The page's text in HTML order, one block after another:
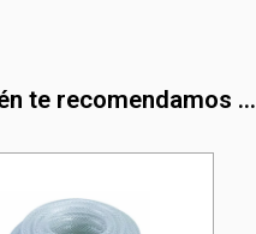
te recomendamos ...